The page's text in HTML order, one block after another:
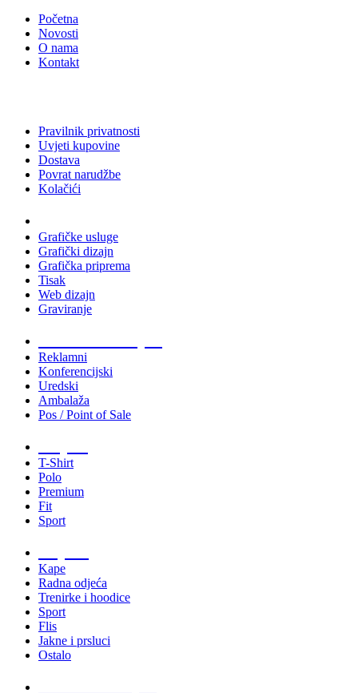
Početna
Novosti
O nama
Kontakt
Pravilnik privatnosti
Uvjeti kupovine
Dostava
Povrat narudžbe
Kolačići
Grafičke usluge
Grafički dizajn
Grafička priprema
Tisak
Web dizajn
Graviranje
Reklamni
Konferencijski
Uredski
Ambalaža
Pos / Point of Sale
T-Shirt
Polo
Premium
Fit
Sport
Kape
Radna odjeća
Trenirke i hoodice
Sport
Flis
Jakne i prsluci
Ostalo